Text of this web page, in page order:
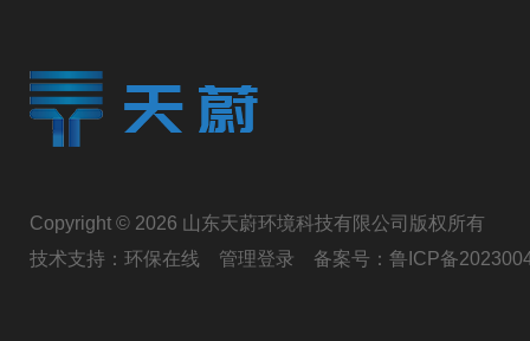
Copyright © 2026 山东天蔚环境科技有限公司版权所有
技术支持： 环保在线 管理登录 备案号： 鲁ICP备